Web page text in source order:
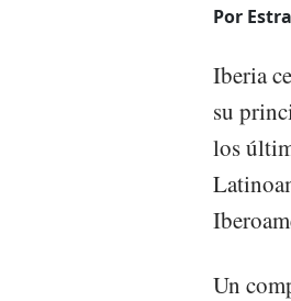
Por
Iberia
su
los
Un